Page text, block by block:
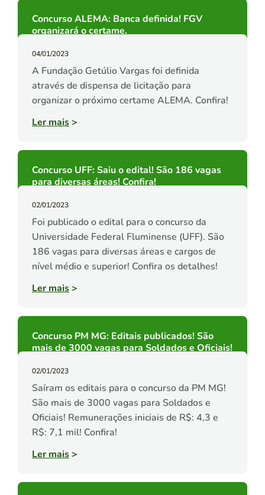
Concurso ALEMA: Banca definida! FGV
organizará o certame.
04/01/2023
A Fundação Getúlio Vargas foi definida
através de dispensa de licitação para
organizar o próximo certame ALEMA. Confira!
Ler mais>
Concurso UFF: Saiu o edital! São 186 vagas
para diversas áreas! Confira!
02/01/2023
Foi publicado o edital para o concurso da
Universidade Federal Fluminense (UFF). São
186 vagas para diversas áreas e cargos de
nível médio e superior! Confira os detalhes!
Ler mais>
Concurso PM MG: Editais publicados! São
mais de 3000 vagas para Soldados e Oficiais!
02/01/2023
Saíram os editais para o concurso da PM MG!
São mais de 3000 vagas para Soldados e
Oficiais! Remunerações iniciais de R$: 4,3 e
R$: 7,1 mil! Confira!
Ler mais>